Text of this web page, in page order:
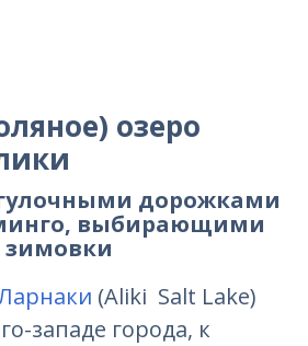
озеро
дорожками
выбирающими
зимовки
(Aliki Salt Lake)
западе города, к